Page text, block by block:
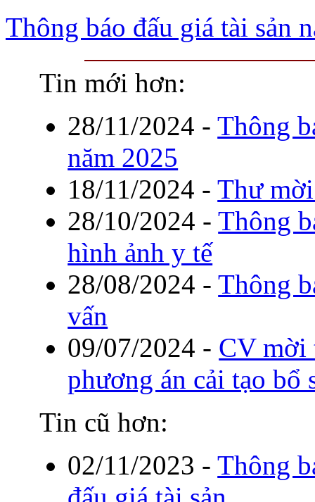
Thông báo đấu giá tài sản
Tin mới hơn:
28/11/2024 -Thông
năm 2025
18/11/2024 -Thư
28/10/2024 -Thông
hình ảnh y tế
28/08/2024 -Thông
vấn
09/07/2024 - CV mời
phương án cải tạo bổ
Tin cũ hơn:
02/11/2023 -Thông